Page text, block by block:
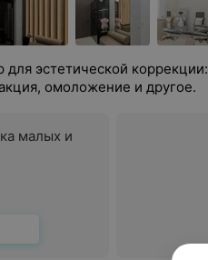
эстетической
омоложение и другое.
малых и